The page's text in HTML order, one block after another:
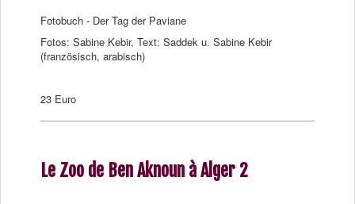
Fotobuch - Der Tag der Paviane
Fotos: Sabine Kebir, Text: Saddek u. Sabine Kebir
(französisch, arabisch)
23 Euro
Le Zoo de Ben Aknoun à Alger 2